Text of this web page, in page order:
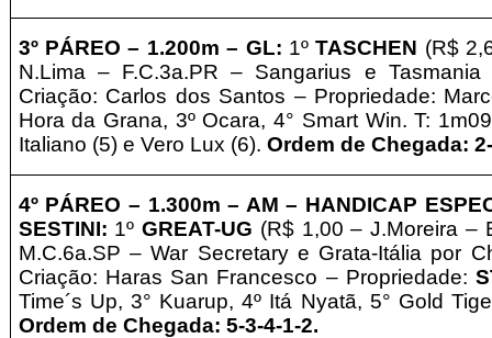
3º PÁREO – 1.200m – GL: 1ºTASCHEN (R$
N.Lima – F.C.3a.PR – Sangarius e
Criação: Carlos dos Santos – Propriedade:
Hora da Grana, 3º Ocara, 4° Smart Win. T:
Italiano (5) e Vero Lux (6). Ordem de Chegada:
4º PÁREO – 1.300m – AM – HANDICAP
SESTINI: 1ºGREAT-UG (R$ 1,00 – J.Moreira –
M.C.6a.SP – War Secretary e Grata-Itália por
Criação: Haras San Francesco – Propriedade:
Time´s Up, 3° Kuarup, 4º Itá Nyatã, 5° Gold
Ordem de Chegada: 5-3-4-1-2.